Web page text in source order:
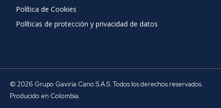
Política de Cookies
Políticas de protección y privacidad de datos
© 2026 Grupo Gaviria Cano S.A.S. Todos los derechos reservados.
Producido en Colombia.